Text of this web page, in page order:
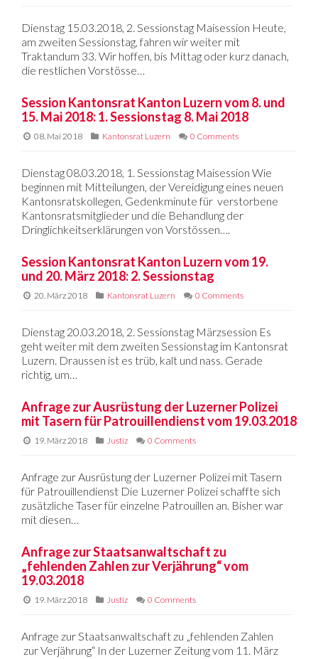
Dienstag 15.03.2018, 2. Sessionstag Maisession Heute,
am zweiten Sessionstag, fahren wir weiter mit
Traktandum 33. Wir hoffen, bis Mittag oder kurz danach,
die restlichen Vorstösse…
Session Kantonsrat Kanton Luzern vom 8. und
15. Mai 2018: 1. Sessionstag 8. Mai 2018
08. Mai 2018 Kantonsrat Luzern 0 Comments
Dienstag 08.03.2018, 1. Sessionstag Maisession Wie
beginnen mit Mitteilungen, der Vereidigung eines neuen
Kantonsratskollegen, Gedenkminute für verstorbene
Kantonsratsmitglieder und die Behandlung der
Dringlichkeitserklärungen von Vorstössen….
Session Kantonsrat Kanton Luzern vom 19.
und 20. März 2018: 2. Sessionstag
20. März 2018 Kantonsrat Luzern 0 Comments
Dienstag 20.03.2018, 2. Sessionstag Märzsession Es
geht weiter mit dem zweiten Sessionstag im Kantonsrat
Luzern. Draussen ist es trüb, kalt und nass. Gerade
richtig, um…
Anfrage zur Ausrüstung der Luzerner Polizei
mit Tasern für Patrouillendienst vom 19.03.2018
19. März 2018 Justiz 0 Comments
Anfrage zur Ausrüstung der Luzerner Polizei mit Tasern
für Patrouillendienst Die Luzerner Polizei schaffte sich
zusätzliche Taser für einzelne Patrouillen an. Bisher war
mit diesen…
Anfrage zur Staatsanwaltschaft zu
„fehlenden Zahlen zur Verjährung“ vom
19.03.2018
19. März 2018 Justiz 0 Comments
Anfrage zur Staatsanwaltschaft zu „fehlenden Zahlen
zur Verjährung“ In der Luzerner Zeitung vom 11. März